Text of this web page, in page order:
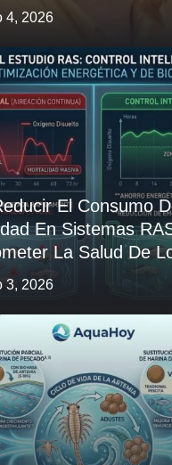
4, 2026
El Consumo
En Sistemas
La Salud De
3, 2026